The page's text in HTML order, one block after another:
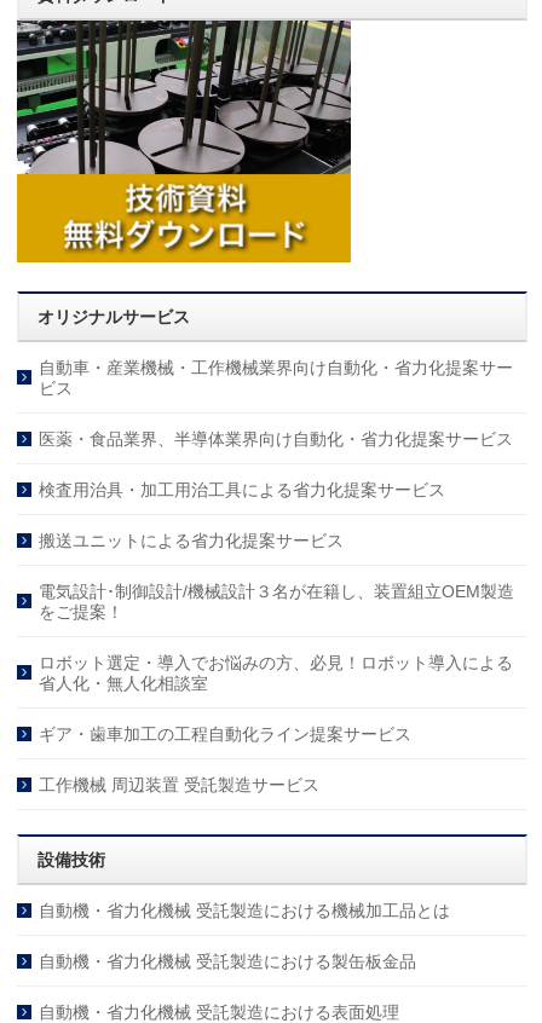
オリジナルサービス
自動車・産業機械・工作機械業界向け自動化・省力化提案サー
ビス
医薬・食品業界、半導体業界向け自動化・省力化提案サービス
検査用治具・加工用治工具による省力化提案サービス
搬送ユニットによる省力化提案サービス
電気設計･制御設計/機械設計３名が在籍し、装置組立OEM製造
をご提案！
ロボット選定・導入でお悩みの方、必見！ロボット導入による
省人化・無人化相談室
ギア・歯車加工の工程自動化ライン提案サービス
工作機械 周辺装置 受託製造サービス
設備技術
自動機・省力化機械 受託製造における機械加工品とは
自動機・省力化機械 受託製造における製缶板金品
自動機・省力化機械 受託製造における表面処理